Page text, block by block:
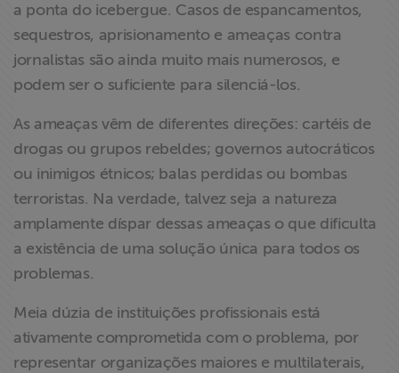
a ponta do icebergue. Casos de espancamentos,
sequestros, aprisionamento e ameaças contra
jornalistas são ainda muito mais numerosos, e
podem ser o suficiente para silenciá-los.
As ameaças vêm de diferentes direções: cartéis de
drogas ou grupos rebeldes; governos autocráticos
ou inimigos étnicos; balas perdidas ou bombas
terroristas. Na verdade, talvez seja a natureza
amplamente díspar dessas ameaças o que dificulta
a existência de uma solução única para todos os
problemas.
Meia dúzia de instituições profissionais está
ativamente comprometida com o problema, por
representar organizações maiores e multilaterais,